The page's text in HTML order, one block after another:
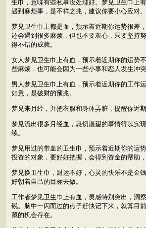
生巾，意味有些私事没处理好。梦见卫生巾上
遇到麻烦事，是不祥之兆，建议你要小心应对。
梦见卫生巾上都是血，预示着近期你运势很差
还会遇到很多麻烦，但也不要灰心，只要坚持
得不错的成就。
女人梦见卫生巾上有血，预示着近期你的运势
些麻烦，也可能会因为一些小事和恋人发生冲突
男人梦见卫生巾上有血，预示着近期你的工作
如意，是破财的预兆。
梦见来月经，并把衣服和身体弄脏，提醒你近
梦见流出很多月经血，恳切愿望的事情得以实
续。
梦见用过的带血的卫生巾，预示着近期你的运
投资的对象，要好好把握，会得到资金的帮助，
梦见换卫生巾，财运不好，心灵的快乐不是金
好朝着自己的目标去做。
工作者梦见卫生巾上有血，灵感特别突出，洞
锐。脑中一闪而过的点子赶快记下来，就算目
藏的机会存在。